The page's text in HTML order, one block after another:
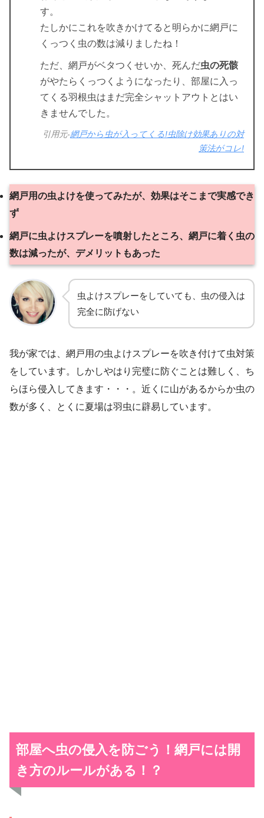
す。
たしかにこれを吹きかけてると明らかに網戸に
くっつく虫の数は減りましたね！
ただ、網戸がベタつくせいか、死んだ虫の死骸
がやたらくっつくようになったり、部屋に入っ
てくる羽根虫はまだ完全シャットアウトとはい
きませんでした。
引用元-網戸から虫が入ってくる!虫除け効果ありの対
策法がコレ!
網戸用の虫よけを使ってみたが、効果はそこまで実感でき
ず
網戸に虫よけスプレーを噴射したところ、網戸に着く虫の
数は減ったが、デメリットもあった
虫よけスプレーをしていても、虫の侵入は
完全に防げない
我が家では、網戸用の虫よけスプレーを吹き付けて虫対策
をしています。しかしやはり完璧に防ぐことは難しく、ち
らほら侵入してきます・・・。近くに山があるからか虫の
数が多く、とくに夏場は羽虫に辟易しています。
部屋へ虫の侵入を防ごう！網戸には開
き方のルールがある！？